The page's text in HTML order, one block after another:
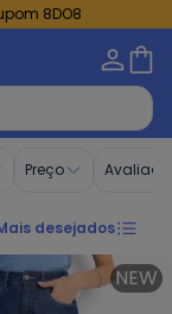
8DO8
Preço
desejados
NEW